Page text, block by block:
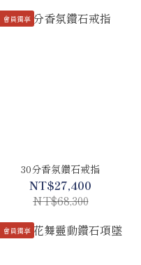
會員獨享
30分香氛鑽石戒指
NT$27,400
NT$68,300
會員獨享